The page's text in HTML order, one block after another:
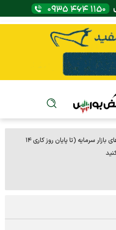
🔴 اکسل جامع داده‌های بازار سرمایه (تا پایان روز کاری ۱۴